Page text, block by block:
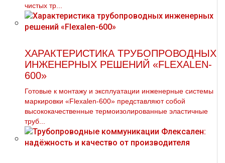
чистых тp...
ХАРАКТЕРИСТИКА ТРУБОПРОВОДНЫХ
ИНЖЕНЕРНЫХ РЕШЕНИЙ «FLEXALEN-
600»
Готовые к монтажу и эксплуатации инженерные системы
маркировки «Flexalen-600» представляют собой
высококачественные термоизолированные эластичные
труб...